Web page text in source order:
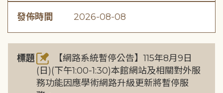
發佈時間 2026-08-08
標題
【網路系統暫停公告】115年8月9日
(日)(下午1:00-1:30)本館網站及相關對外服
務功能因應學術網路升級更新將暫停服